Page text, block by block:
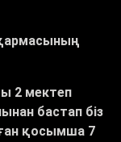
2 мектеп
бастап біз
қосымша 7